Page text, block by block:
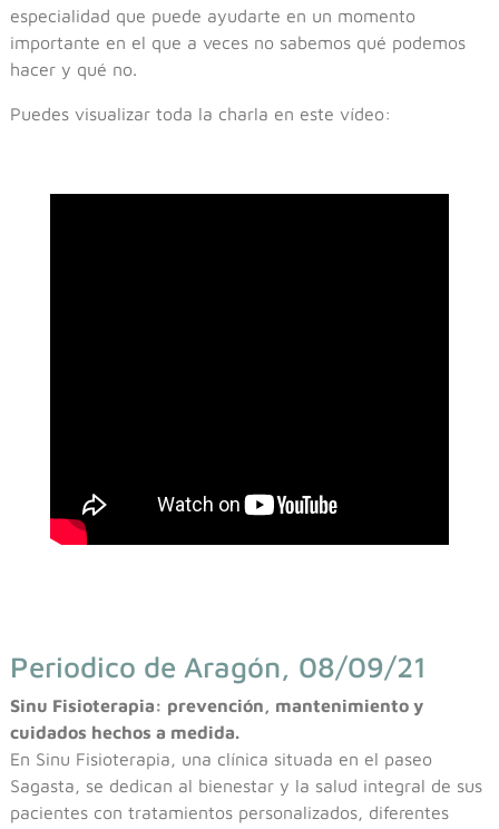
especialidad que puede ayudarte en un momento
importante en el que a veces no sabemos qué podemos
hacer y qué no.
Puedes visualizar toda la charla en este vídeo:
Periodico de Aragón, 08/09/21
Sinu Fisioterapia: prevención, mantenimiento y
cuidados hechos a medida.
En Sinu Fisioterapia, una clínica situada en el paseo
Sagasta, se dedican al bienestar y la salud integral de sus
pacientes con tratamientos personalizados, diferentes